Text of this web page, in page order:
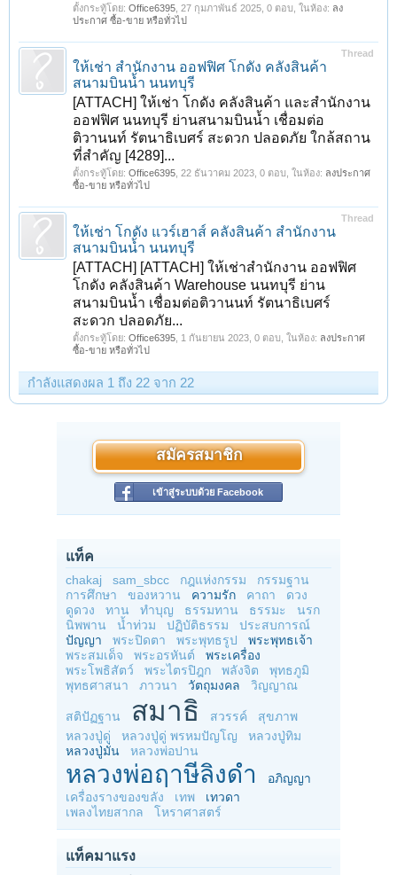
ตั้งกระทู้โดย: Office6395 27 กุมภาพันธ์ 2025 , 0 ตอบ, ในห้อง: ลง
ประกาศ ซื้อ-ขาย หรือทั่วไป
Thread
ให้เช่า สำนักงาน ออฟฟิศ โกดัง คลังสินค้า
สนามบินน้ำ นนทบุรี
[ATTACH] ให้เช่า โกดัง คลังสินค้า และสำนักงาน
ออฟฟิศ นนทบุรี ย่านสนามบินน้ำ เชื่อมต่อ
ติวานนท์ รัตนาธิเบศร์ สะดวก ปลอดภัย ใกล้สถาน
ที่สำคัญ [4289]...
ตั้งกระทู้โดย: Office6395 22 ธันวาคม 2023 , 0 ตอบ, ในห้อง: ลงประกาศ
ซื้อ-ขาย หรือทั่วไป
Thread
ให้เช่า โกดัง แวร์เฮาส์ คลังสินค้า สำนักงาน
สนามบินน้ำ นนทบุรี
[ATTACH] [ATTACH] ให้เช่าสำนักงาน ออฟฟิศ
โกดัง คลังสินค้า Warehouse นนทบุรี ย่าน
สนามบินน้ำ เชื่อมต่อติวานนท์ รัตนาธิเบศร์
สะดวก ปลอดภัย...
ตั้งกระทู้โดย: Office6395 1 กันยายน 2023 , 0 ตอบ, ในห้อง: ลงประกาศ
ซื้อ-ขาย หรือทั่วไป
กำลังแสดงผล 1 ถึง 22 จาก 22
สมัครสมาชิก
เข้าสู่ระบบด้วย Facebook
แท็ค
chakaj sam_sbcc กฎแห่งกรรม
กรรมฐาน
การศึกษา
ของหวาน ความรัก คาถา
ดวง
ดูดวง
ทาน ทำบุญ ธรรมทาน ธรรมะ
นรก
นิพพาน
น้ำท่วม ปฏิบัติธรรม
ประสบการณ์
ปัญญา
พระปิดตา พระพุทธรูป
พระพุทธเจ้า
พระสมเด็จ
พระอรหันต์
พระเครื่อง
พระโพธิสัตว์
พระไตรปิฎก พลังจิต
พุทธภูมิ
พุทธศาสนา
ภาวนา วัตถุมงคล วิญญาณ
สติปัฏฐาน สมาธิ สวรรค์
สุขภาพ
หลวงปู่ดู่
หลวงปู่ดู่ พรหมปัญโญ
หลวงปู่ทิม
หลวงปู่มั่น
หลวงพ่อปาน
หลวงพ่อฤาษีลิงดำ
อภิญญา
เครื่องรางของขลัง
เทพ
เทวดา
เพลงไทยสากล
โหราศาสตร์
แท็คมาแรง